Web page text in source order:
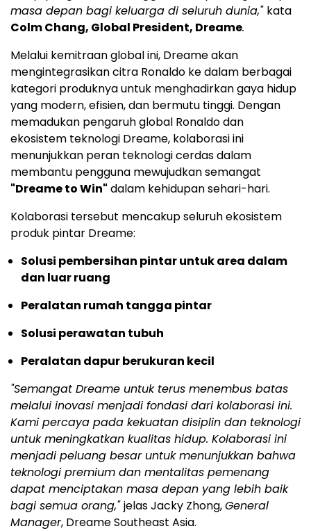
masa depan bagi keluarga di seluruh dunia," kata
Colm Chang, Global President, Dreame.
Melalui kemitraan global ini, Dreame akan
mengintegrasikan citra Ronaldo ke dalam berbagai
kategori produknya untuk menghadirkan gaya hidup
yang modern, efisien, dan bermutu tinggi. Dengan
memadukan pengaruh global Ronaldo dan
ekosistem teknologi Dreame, kolaborasi ini
menunjukkan peran teknologi cerdas dalam
membantu pengguna mewujudkan semangat
"Dreame to Win" dalam kehidupan sehari-hari.
Kolaborasi tersebut mencakup seluruh ekosistem
produk pintar Dreame:
Solusi pembersihan pintar untuk area dalam
dan luar ruang
Peralatan rumah tangga pintar
Solusi perawatan tubuh
Peralatan dapur berukuran kecil
"Semangat Dreame untuk terus menembus batas
melalui inovasi menjadi fondasi dari kolaborasi ini.
Kami percaya pada kekuatan disiplin dan teknologi
untuk meningkatkan kualitas hidup. Kolaborasi ini
menjadi peluang besar untuk menunjukkan bahwa
teknologi premium dan mentalitas pemenang
dapat menciptakan masa depan yang lebih baik
bagi semua orang,"jelas Jacky Zhong,General
Manager, Dreame Southeast Asia.